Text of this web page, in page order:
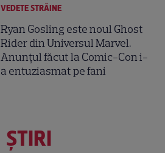
VEDETE STRĂINE
Ryan Gosling este noul Ghost
Rider din Universul Marvel.
Anunțul făcut la Comic-Con i-
a entuziasmat pe fani
ŞTIRI